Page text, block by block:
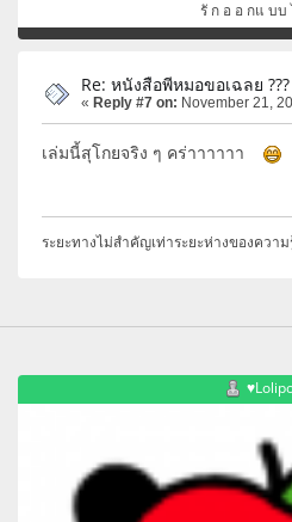
รั ก อ อ กแ บบ
Re: หนังสือพีหมอขอเฉลย ???
« Reply #7 on: November 21,
เล่มนี้สุโกยจริง ๆ คร่าาาาาา
ระยะทางไม่สำคัญเท่าระยะห่างของควา